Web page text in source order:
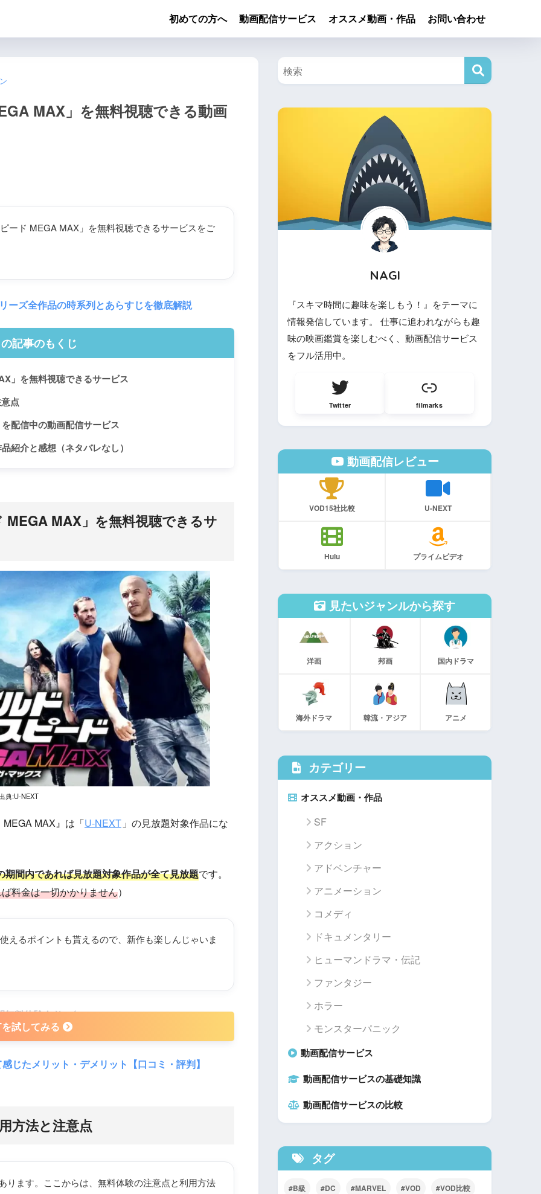
初めての方へ 動画配信サービス オススメ動画・作品 お問い合わせ
MAX」を無料視聴できる動画
ード MEGA MAX」を無料視聴できるサービスをご
ーズ全作品の時系列とあらすじを徹底解説
記事のもくじ
」を無料視聴できるサービス
点
配信中の動画配信サービス
紹介と感想（ネタバレなし）
MAX」を無料視聴できるサ
典:U-NEXT
MAX』は「U-NEXT 」の見放題対象作品にな
間内であれば見放題対象作品が全て見放題です。
料金は一切かかりません）
えるポイントも貰えるので、新作も楽しんじゃいま
無料体験あり
試してみる
じたメリット・デメリット【口コミ・評判】
方法と注意点
ります。ここからは、無料体験の注意点と利用方法
NAGI
『スキマ時間に趣味を楽しもう！』をテーマに
情報発信しています。 仕事に追われながらも趣
味の映画鑑賞を楽しむべく、動画配信サービス
をフル活用中。
Twitter filmarks
動画配信レビュー
VOD15社比較 U-NEXT
Hulu プライムビデオ
見たいジャンルから探す
洋画 邦画 国内ドラマ
海外ドラマ 韓流・アジア アニメ
カテゴリー
オススメ動画・作品
SF
アクション
アドベンチャー
アニメーション
コメディ
ドキュメンタリー
ヒューマンドラマ・伝記
ファンタジー
ホラー
モンスターパニック
動画配信サービス
動画配信サービスの基礎知識
動画配信サービスの比較
タグ
B級 DC MARVEL VOD VOD比較